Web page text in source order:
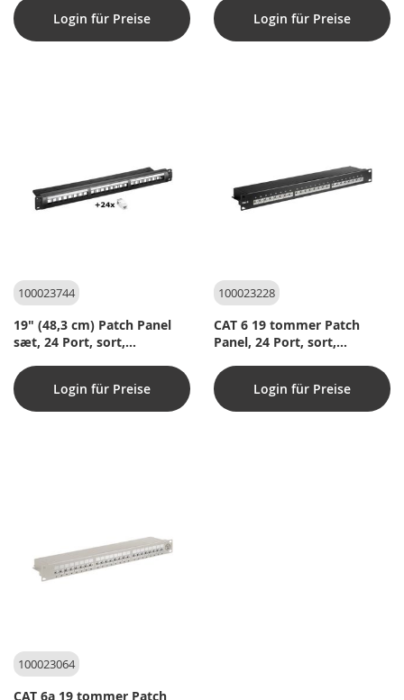
Login für Preise
Login für Preise
100023744
19" (48,3 cm) Patch Panel
sæt, 24 Port, sort,
Login für Preise
100023228
CAT 6 19 tommer Patch
Panel, 24 Port, sort,
Login für Preise
100023064
CAT 6a 19 tommer Patch